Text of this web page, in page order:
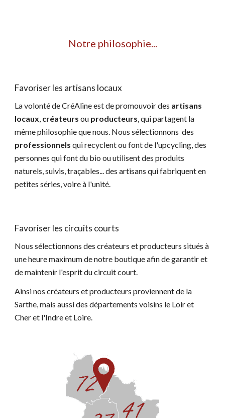
Notre philosophie...
Favoriser les artisans locaux
La volonté de CréAline est de promouvoir des artisans
locaux, créateurs ou producteurs, qui partagent la
même philosophie que nous.
professionnels qui recyclent ou font de l'upcycling, des
personnes qui font du bio ou utilisent des produits
naturels, suivis, traçables... des artisans qui fabriquent en
petites séries, voire à l'unité.
Favoriser les circuits courts
Nous sélectionnons des créateurs et producteurs situés à
une heure maximum de notre boutique afin de garantir et
de maintenir l'esprit du circuit court.
Ainsi nos créateurs et producteurs proviennent de la
Sarthe, mais aussi des départements voisins le Loir et
Cher et l'Indre et Loire.